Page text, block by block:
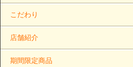
こだわり
店舗紹介
期間限定商品